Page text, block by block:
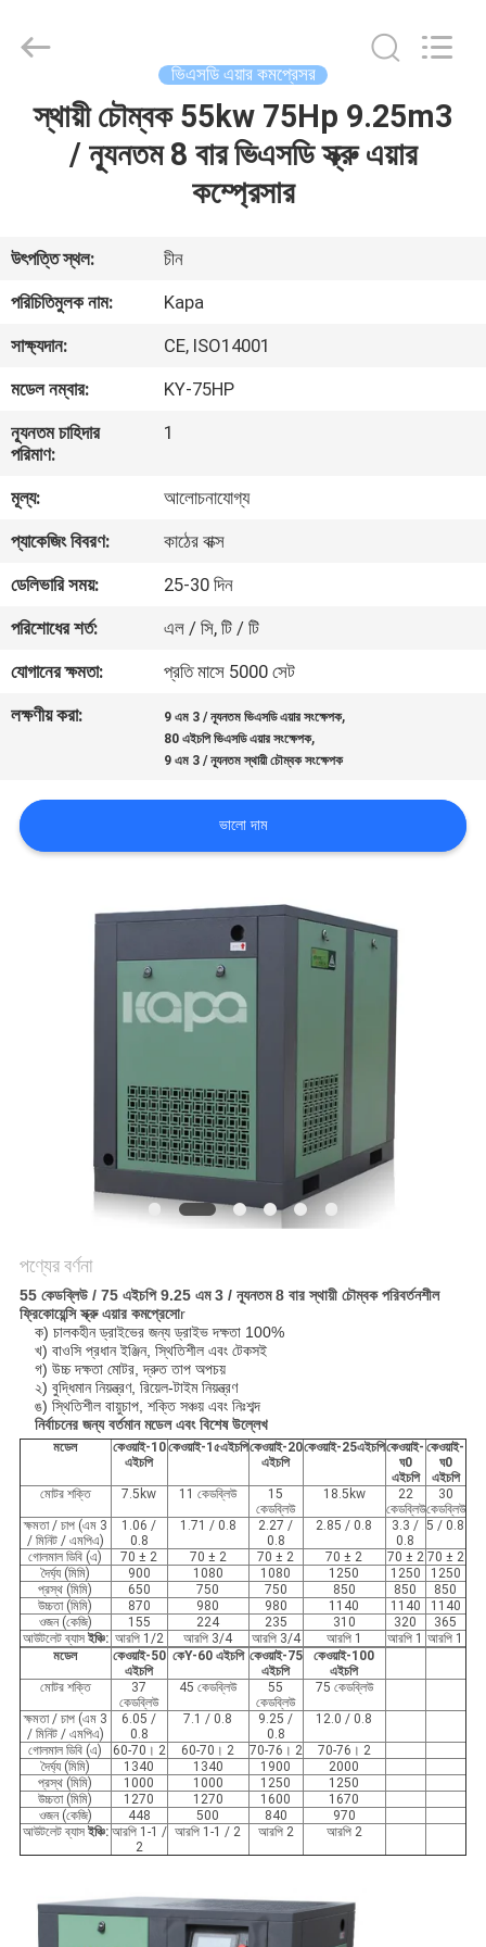
বাড়ি
ভিডিও
সম্পর্কে
কারখানা
গুণমান
নিয়ন্ত্রণ
সাথে
যোগাযোগ
খবর
Gas
Technology
Reserved.
ভিএসডি এয়ার কমপ্রেসর
স্থায়ী চৌম্বক 55kw 75Hp 9.25m3
/ ন্যূনতম 8 বার ভিএসডি স্ক্রু এয়ার
কম্প্রেসার
উৎপত্তি স্থল:
চীন
পরিচিতিমুলক নাম:
Kapa
সাক্ষ্যদান:
CE, ISO14001
মডেল নম্বার:
KY-75HP
ন্যূনতম চাহিদার
পরিমাণ:
1
মূল্য:
আলোচনাযোগ্য
প্যাকেজিং বিবরণ:
কাঠের বাক্স
ডেলিভারি সময়:
25-30 দিন
পরিশোধের শর্ত:
এল / সি, টি / টি
যোগানের ক্ষমতা:
প্রতি মাসে 5000 সেট
লক্ষণীয় করা:
9 এম 3 / ন্যূনতম ভিএসডি এয়ার সংক্ষেপক,
80 এইচপি ভিএসডি এয়ার সংক্ষেপক,
9 এম 3 / ন্যূনতম স্থায়ী চৌম্বক সংক্ষেপক
ভালো দাম
পণ্যের বর্ণনা
55 কেডব্লিউ / 75 এইচপি 9.25 এম 3 / ন্যূনতম 8 বার স্থায়ী চৌম্বক পরিবর্তনশীল
ফ্রিকোয়েন্সি স্ক্রু এয়ার কমপ্রেসোr
ক) চালকহীন ড্রাইভের জন্য ড্রাইভ দক্ষতা 100%
খ) বাওসি প্রধান ইঞ্জিন, স্থিতিশীল এবং টেকসই
গ) উচ্চ দক্ষতা মোটর, দ্রুত তাপ অপচয়
২) বুদ্ধিমান নিয়ন্ত্রণ, রিয়েল-টাইম নিয়ন্ত্রণ
ঙ) স্থিতিশীল বায়ুচাপ, শক্তি সঞ্চয় এবং নিঃশব্দ
নির্বাচনের জন্য বর্তমান মডেল এবং বিশেষ উল্লেখ
মডেল কেওয়াই-10
এইচপি
কেওয়াই-1 ৫এইচপিকেওয়াই-20
এইচপি
কেওয়াই-25এইচপিকেওয়াই-
ঘ0
এইচপি
কেওয়াই-
ঘ0
এইচপি
মোটর শক্তি
7.5kw 11 কেডব্লিউ
15
কেডব্লিউ
18.5kw
22
কেডব্লিউ
30
কেডব্লিউ
ক্ষমতা / চাপ (এম 3
/ মিনিট / এমপিএ)
1.06 /
0.8
1.71 / 0.8
2.27 /
0.8
2.85 / 0.8
3.3 /
0.8
5 / 0.8
গোলমাল ডিবি (এ) 70 ± 2 70 ± 2 70 ± 2 70 ± 2 70 ± 2 70 ± 2
দৈর্ঘ্য (মিমি)
900 1080 1080 1250 1250
1250
প্রস্থ (মিমি)
650 750 750 850 850
850
উচ্চতা (মিমি)
870 980 980 1140 1140
1140
ওজন (কেজি)
155 224 235 310 320
365
আউটলেট ব্যাস ইঞ্চি: আরপি 1/2 আরপি 3/4 আরপি 3/4 আরপি 1 আরপি 1 আরপি 1
মডেল
কেওয়াই-50
এইচপি
কেY-60 এইচপি কেওয়াই-75
এইচপি
কেওয়াই-100
এইচপি
মোটর শক্তি
37
কেডব্লিউ
45 কেডব্লিউ
55
কেডব্লিউ
75 কেডব্লিউ
ক্ষমতা / চাপ (এম 3
/ মিনিট / এমপিএ)
6.05 /
0.8
7.1 / 0.8
9.25 /
0.8
12.0 / 0.8
গোলমাল ডিবি (এ) 60-70। 2 60-70। 2 70-76। 2
70-76। 2
দৈর্ঘ্য (মিমি)
1340 1340 1900
2000
প্রস্থ (মিমি)
1000 1000 1250
1250
উচ্চতা (মিমি)
1270 1270 1600
1670
ওজন (কেজি)
448 500 840
970
আউটলেট ব্যাস ইঞ্চি: আরপি 1-1 /
2
আরপি 1-1 / 2 আরপি 2 আরপি 2